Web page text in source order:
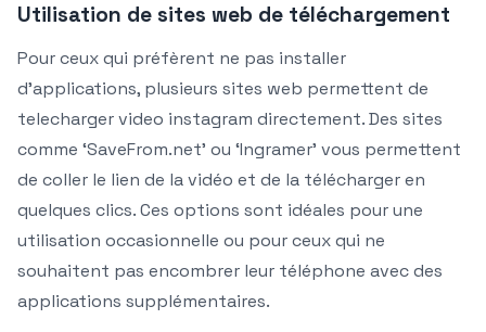
Utilisation de sites web de téléchargement
Pour ceux qui préfèrent ne pas installer
d’applications, plusieurs sites web permettent de
telecharger video instagram directement. Des sites
comme ‘SaveFrom.net’ ou ‘Ingramer’ vous permettent
de coller le lien de la vidéo et de la télécharger en
quelques clics. Ces options sont idéales pour une
utilisation occasionnelle ou pour ceux qui ne
souhaitent pas encombrer leur téléphone avec des
applications supplémentaires.